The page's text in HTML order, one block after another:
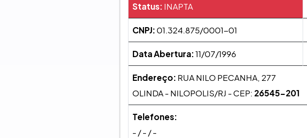
Status: INAPTA
CNPJ:01.324.875/0001-01
Data Abertura:11/07/1996
Endereço: RUA NILO PECANHA, 277
OLINDA - NILOPOLIS/RJ - CEP: 26545-201
Telefones:
- / - / -